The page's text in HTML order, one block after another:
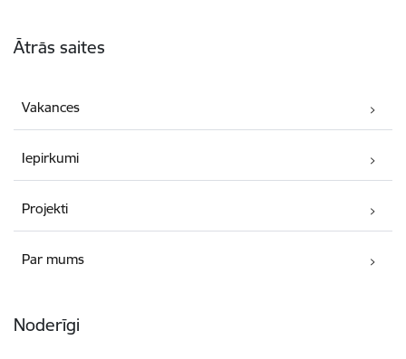
Ātrās saites
Vakances
Iepirkumi
Projekti
Par mums
Noderīgi